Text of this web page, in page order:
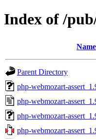
Index of /
Name
Parent Directory
php-webmozart-
php-webmozart-
php-webmozart-
php-webmozart-